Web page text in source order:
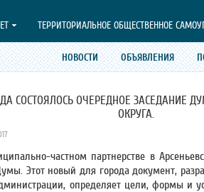
ТЕРРИТОРИАЛЬНОЕ ОБЩЕСТВЕННОЕ
НОВОСТИ ОБЪЯВЛЕНИЯ
СОСТОЯЛОСЬ ОЧЕРЕДНОЕ ЗАСЕДАНИЕ
ОКРУГА.
частном партнерстве в
Этот новый для города документ,
определяет цели, формы и